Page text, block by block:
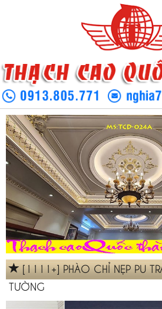
[1111+] PHÀO CHỈ NẸP PU
TƯỜNG